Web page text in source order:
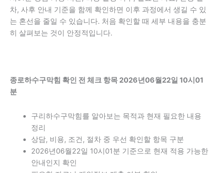
차, 사후 안내 기준을 함께 확인하면 이후 과정에서 생길 수 있
는 혼선을 줄일 수 있습니다. 처음 확인할 때 세부 내용을 충분
히 살펴보는 것이 안정적입니다.
종로하수구막힘 확인 전 체크 항목 2026년06월22일 10시01
분
구리하수구막힘를 알아보는 목적과 현재 필요한 내용
정리
상담, 비용, 조건, 절차 중 우선 확인할 항목 구분
2026년06월22일 10시01분 기준으로 현재 적용 가능한
안내인지 확인